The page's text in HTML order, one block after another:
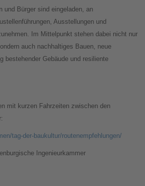
und Bürger sind eingeladen, an
Ausstellungen und
Im Mittelpunkt stehen dabei nicht nur
auch nachhaltiges Bauen, neue
bestehender Gebäude und resiliente
mit kurzen Fahrzeiten zwischen den
tag-der-baukultur/routenempfehlungen/
Ingenieurkammer